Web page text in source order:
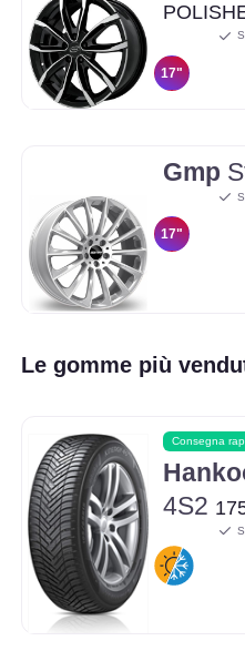
17"
Gmp
17"
Le gomme più
Consegna
4S2